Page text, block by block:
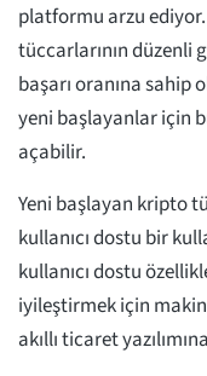
platformu arzu
tüccarlarının düzenli
başarı oranına sahip
yeni başlayanlar için
açabilir.
Yeni başlayan kripto
kullanıcı dostu bir
kullanıcı dostu
iyileştirmek için
akıllı ticaret